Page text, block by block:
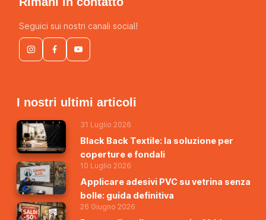
Seguici sui nostri canali social!
I nostri ultimi articoli
31 Luglio 2026
Black Back Textile: la soluzione per
coperture e fondali
10 Luglio 2026
Applicare adesivi PVC su vetrina senza
bolle: guida definitiva
26 Giugno 2026